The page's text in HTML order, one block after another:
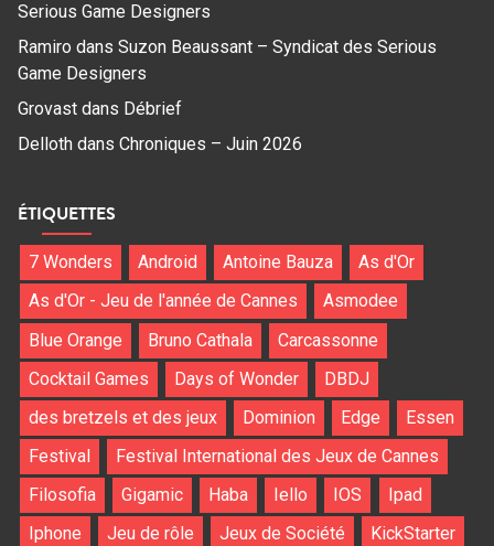
Serious Game Designers
Ramiro dans Suzon Beaussant – Syndicat des Serious
Game Designers
Grovast dans Débrief
Delloth dans Chroniques – Juin 2026
ÉTIQUETTES
7 Wonders Android Antoine Bauza
As d'Or
As d'Or - Jeu de l'année de Cannes
Asmodee
Blue Orange
Bruno Cathala
Carcassonne
Cocktail Games
Days of Wonder
DBDJ
des bretzels et des jeux
Dominion Edge
Essen
Festival
Festival International des Jeux de Cannes
Filosofia
Gigamic Haba Iello IOS
Ipad
Iphone
Jeu de rôle Jeux de Société
KickStarter